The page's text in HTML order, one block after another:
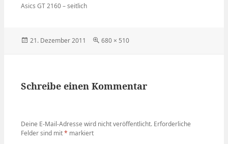
Asics GT 2160 – seitlich
Veröffentlicht
21. Dezember 2011
Volle
680 × 510
Schreibe einen Kommentar
Deine E-Mail-Adresse wird nicht veröffentlicht. Erforderliche
Felder sind mit* markiert